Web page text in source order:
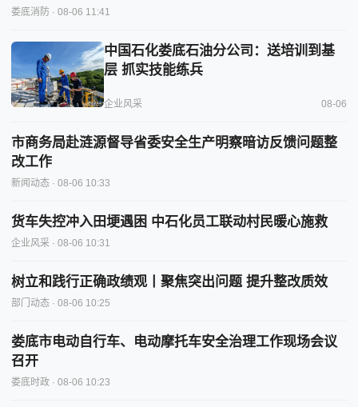
娄底消防 · 08-06 11:41
中国石化娄底石油分公司：送培训到基
层 抓实技能练兵
企业风采 08-06
市商务局赴涟源督导省委安全生产明察暗访反馈问题整
改工作
新闻动态 · 08-06 10:33
货车失控冲入田埂遇困 中石化员工联动村民暖心施救
企业风采 · 08-06 10:31
树立和践行正确政绩观丨聚焦突出问题 提升整改质效
部门动态 · 08-06 10:25
娄底市电动自行车、电动摩托车安全治理工作现场会议
召开
娄底时政 · 08-06 10:23